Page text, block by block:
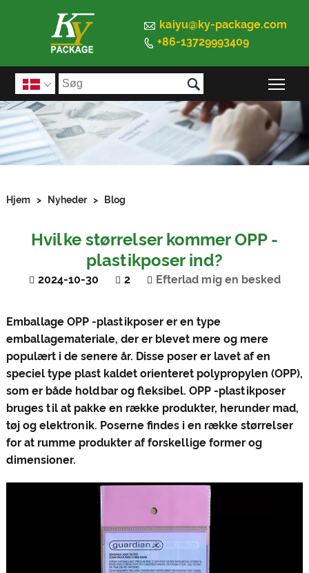
 kaiyu@ky-package.com
 +86-13729993409
 
Hjem > Nyheder > Blog
Hvilke størrelser kommer OPP -
plastikposer ind?
2024-10-30 2 Efterlad mig en besked
Emballage OPP -plastikposer er en type
emballagemateriale, der er blevet mere og mere
populært i de senere år. Disse poser er lavet af en
speciel type plast kaldet orienteret polypropylen (OPP),
som er både holdbar og fleksibel. OPP -plastikposer
bruges til at pakke en række produkter, herunder mad,
tøj og elektronik. Poserne findes i en række størrelser
for at rumme produkter af forskellige former og
dimensioner.